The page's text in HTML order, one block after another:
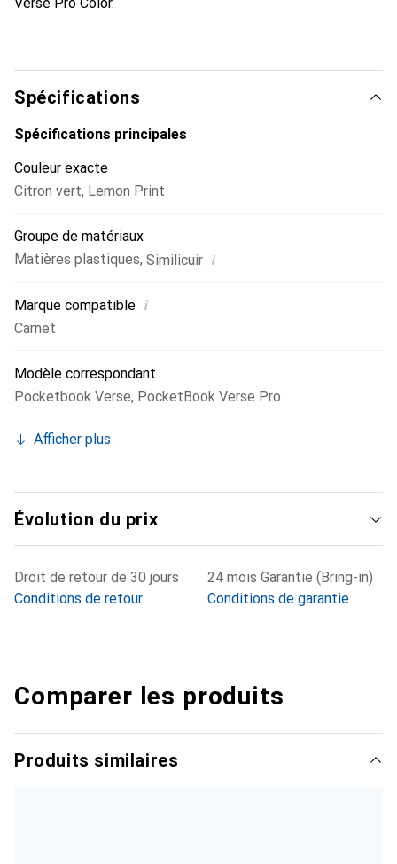
Spécifications
Spécifications principales
Couleur exacte
Citron vert, Lemon Print
Groupe de matériaux
Matières plastiques, Similicuir i
Marque compatible i
Carnet
Modèle correspondant
Pocketbook Verse, PocketBook Verse Pro
Afficher plus
Évolution du prix
Droit de retour de 30 jours
Conditions de retour
24 mois Garantie (Bring-in)
Conditions de garantie
Comparer les produits
Produits similaires